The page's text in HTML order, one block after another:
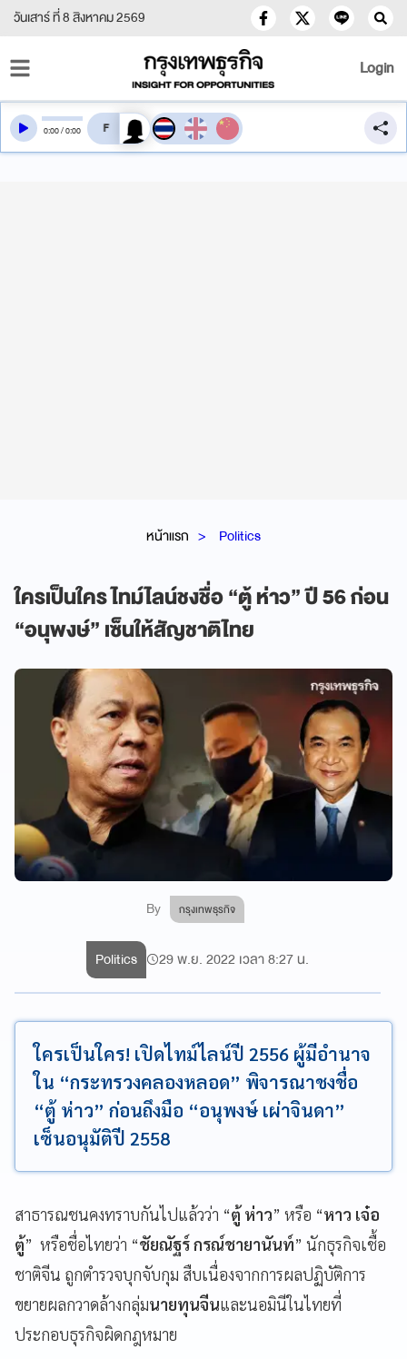
วันเสาร์ ที่ 8 สิงหาคม 2569
Login
หน้าแรก Politics
ใครเป็นใคร ไทม์ไลน์ชงชื่อ “ตู้ ห่าว” ปี 56 ก่อน
“อนุพงษ์” เซ็นให้สัญชาติไทย
By กรุงเทพธุรกิจ
0:00/0:00 สลับเสียงอ่าน
Politics 29 พ.ย. 2022 เวลา 8:27 น.
ใครเป็นใคร! เปิดไทม์ไลน์ปี 2556 ผู้มีอำนาจ
ใน “กระทรวงคลองหลอด” พิจารณาชงชื่อ
“ตู้ ห่าว” ก่อนถึงมือ “อนุพงษ์ เผ่าจินดา”
เซ็นอนุมัติปี 2558
สาธารณชนคงทราบกันไปแล้วว่า “ตู้ ห่าว” หรือ “หาว เจ๋อ
ตู้” หรือชื่อไทยว่า “ชัยณัฐร์ กรณ์ชายานันท์” นักธุรกิจเชื้อ
ชาติจีน ถูกตำรวจบุกจับกุม สืบเนื่องจากการผลปฏิบัติการ
ขยายผลกวาดล้างกลุ่มนายทุนจีนและนอมินีในไทยที่
ประกอบธุรกิจผิดกฎหมาย